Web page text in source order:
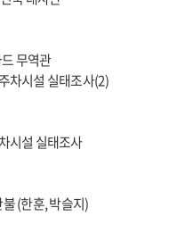
무역관
차시설 실태조사(2)
시설 실태조사
(한훈, 박슬지)